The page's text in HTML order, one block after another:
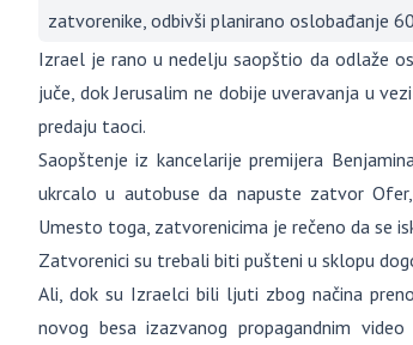
zatvorenike, odbivši planirano oslobađanje
Izrael je rano u nedelju saopštio da odlaže
juče, dok Jerusalim ne dobije uveravanja u
predaju taoci.
Saopštenje iz kancelarije premijera
ukrcalo u autobuse da napuste zatvor
Umesto toga, zatvorenicima je rečeno da se
Zatvorenici su trebali biti pušteni u sklopu
Ali, dok su Izraelci bili ljuti zbog načina
novog besa izazvanog propagandnim